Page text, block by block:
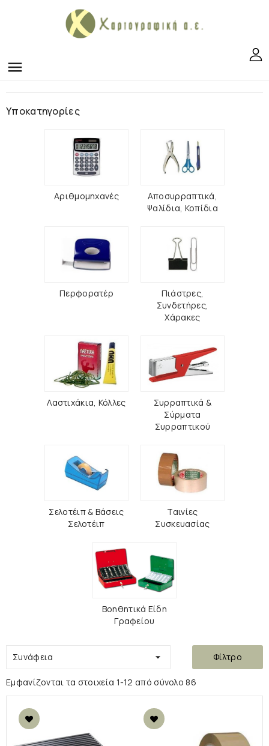
menu
Υποκατηγορίες
Αριθμομηχανές
Αποσυρραπτικά,
Ψαλίδια, Κοπίδια
Περφορατέρ
Πιάστρες,
Συνδετήρες,
Χάρακες
Λαστιχάκια, Κόλλες
Συρραπτικά &
Σύρματα
Συρραπτικού
Σελοτέιπ & Βάσεις
Σελοτέιπ
Ταινίες
Συσκευασίας
Βοηθητικά Είδη
Γραφείου
Συνάφεια  Φίλτρο
Εμφανίζονται τα στοιχεία 1-12 από σύνολο 86